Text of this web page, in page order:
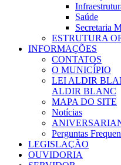
Saúde
Secretaria
ESTRUTURA
INFORMAÇÕES
CONTATOS
O MUNICÍPIO
LEI ALDIR
ALDIR BLANC
MAPA DO SITE
Notícias
Perguntas
LEGISLAÇÃO
OUVIDORIA